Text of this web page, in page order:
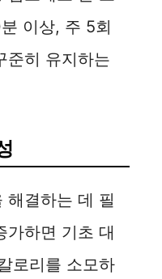
이상, 주 5회
준히 유지하는
해결하는 데 필
가하면 기초 대
로리를 소모하